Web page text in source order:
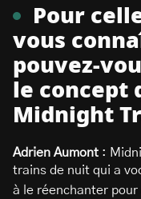
Pour
vous
pouvez-
le concept
Midnight
Adrien Aumont :
trains de nuit qui a
à le réenchanter pour